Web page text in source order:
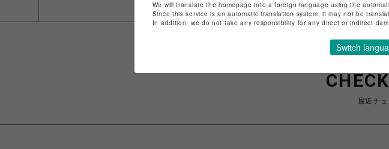
最近チ
We will translate the homepage into a foreign language using the
Since this service is an automatic translation system, it may not be
In addition, we do not take any responsibility for any direct or indirect
Switch